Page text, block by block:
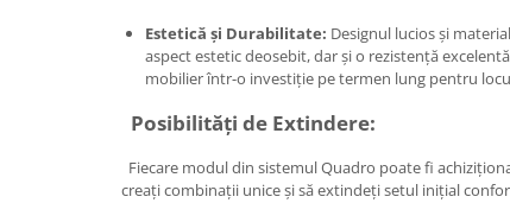
Estetică și Durabilitate: Designul lucios și
aspect estetic deosebit, dar și o rezistență
mobilier într-o investiție pe termen lung pentru
Posibilități de Extindere:
Fiecare modul din sistemul Quadro poate fi
creați combinații unice și să extindeți setul inițial